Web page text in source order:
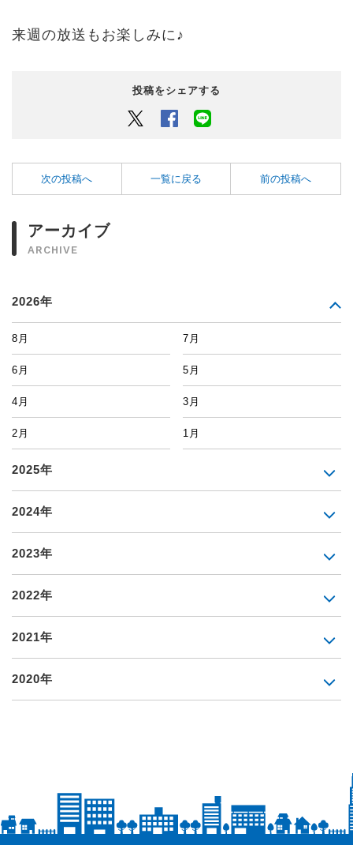
来週の放送もお楽しみに♪
投稿をシェアする
Twitter Facebook
次の投稿へ 一覧に戻る 前の投稿へ
アーカイブ
ARCHIVE
2026年
8月 7月
6月 5月
4月 3月
2月 1月
2025年
2024年
2023年
2022年
2021年
2020年